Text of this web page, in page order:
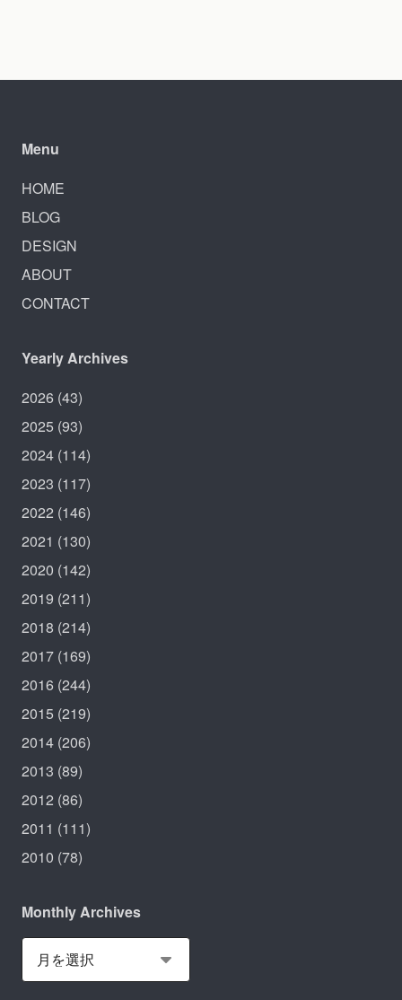
Menu
HOME
BLOG
DESIGN
ABOUT
CONTACT
Yearly Archives
2026 (43)
2025 (93)
2024 (114)
2023 (117)
2022 (146)
2021 (130)
2020 (142)
2019 (211)
2018 (214)
2017 (169)
2016 (244)
2015 (219)
2014 (206)
2013 (89)
2012 (86)
2011 (111)
2010 (78)
Monthly Archives